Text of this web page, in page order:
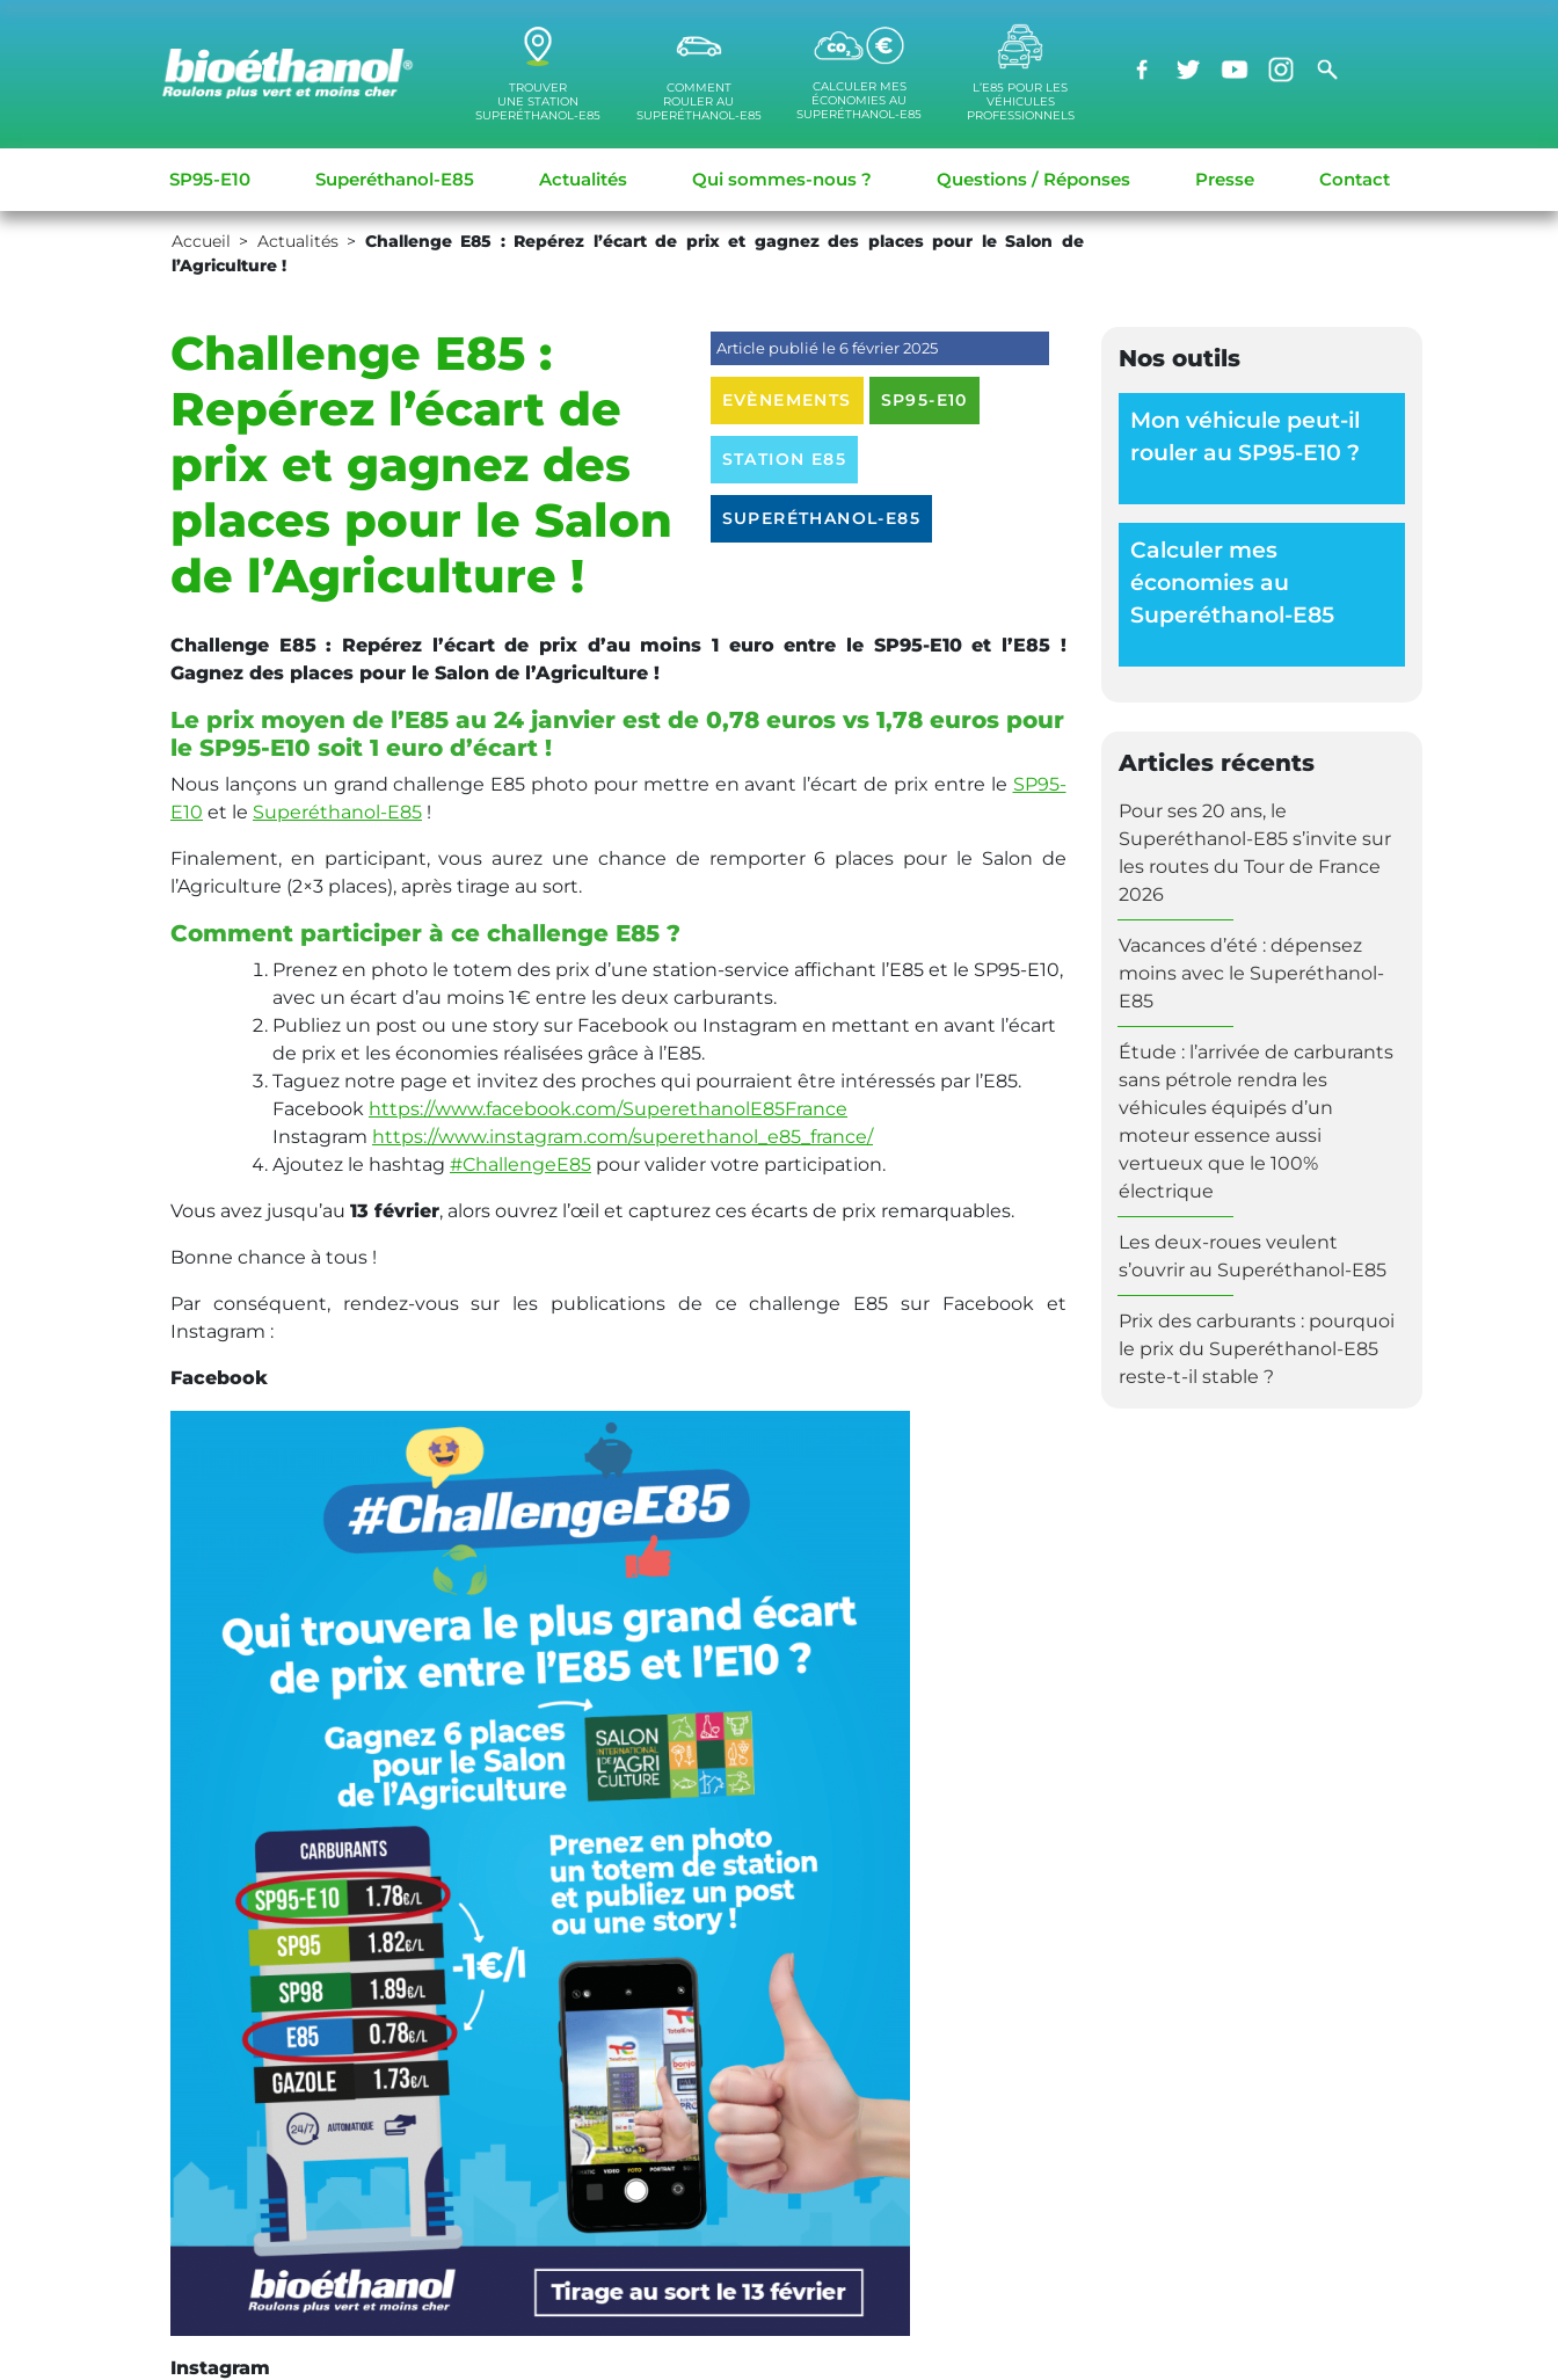
TROUVER
UNE STATION
SUPERÉTHANOL-E85
COMMENT
ROULER AU
SUPERÉTHANOL-E85
CALCULER MES
ÉCONOMIES AU
SUPERÉTHANOL-E85
L’E85 POUR LES
VÉHICULES
PROFESSIONNELS
SP95-E10 Superéthanol-E85 Actualités Qui sommes-nous ? Questions / Réponses Presse Contact
Accueil > Actualités> Challenge E85 : Repérez l’écart de prix et gagnez des places pour le Salon de
l’Agriculture !
Challenge E85 :
Repérez l’écart de
prix et gagnez des
places pour le Salon
de l’Agriculture !
Article publié le 6 février 2025
EVÈNEMENTS SP95-E10
STATION E85
SUPERÉTHANOL-E85
Challenge E85 : Repérez l’écart de prix d’au moins 1 euro entre le SP95-E10 et l’E85 !
Gagnez des places pour le Salon de l’Agriculture !
Le prix moyen de l’E85 au 24 janvier est de 0,78 euros vs 1,78 euros pour
le SP95-E10 soit 1 euro d’écart !
Nous lançons un grand challenge E85 photo pour mettre en avant l’écart de prix entre le SP95-
E10 et le Superéthanol-E85 !
Finalement, en participant, vous aurez une chance de remporter 6 places pour le Salon de
l’Agriculture (2×3 places), après tirage au sort.
Comment participer à ce challenge E85 ?
Prenez en photo le totem des prix d’une station-service affichant l’E85 et le SP95-E10,
avec un écart d’au moins 1€ entre les deux carburants.
Publiez un post ou une story sur Facebook ou Instagram en mettant en avant l’écart
de prix et les économies réalisées grâce à l’E85.
Taguez notre page et invitez des proches qui pourraient être intéressés par l’E85.
Facebook https://www.facebook.com/SuperethanolE85France
Instagram https://www.instagram.com/superethanol_e85_france/
Ajoutez le hashtag #ChallengeE85 pour valider votre participation.
Vous avez jusqu’au 13 février, alors ouvrez l’œil et capturez ces écarts de prix remarquables.
Bonne chance à tous !
Par conséquent, rendez-vous sur les publications de ce challenge E85 sur Facebook et
Instagram :
Facebook
Instagram
Nos outils
Mon véhicule peut-il
rouler au SP95-E10 ?
Calculer mes
économies au
Superéthanol-E85
Articles récents
Pour ses 20 ans, le
Superéthanol-E85 s’invite sur
les routes du Tour de France
2026
Vacances d’été : dépensez
moins avec le Superéthanol-
E85
Étude : l’arrivée de carburants
sans pétrole rendra les
véhicules équipés d’un
moteur essence aussi
vertueux que le 100%
électrique
Les deux-roues veulent
s’ouvrir au Superéthanol-E85
Prix des carburants : pourquoi
le prix du Superéthanol-E85
reste-t-il stable ?